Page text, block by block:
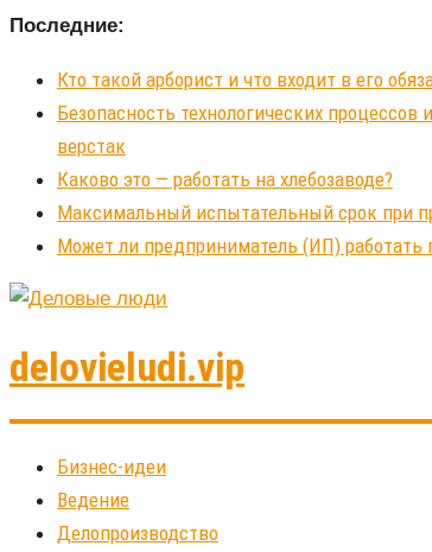
Последние:
Кто такой арборист и что входит в его
Безопасность технологических
верстак
Каково это — работать на хлебозаводе?
Максимальный испытательный срок при
Может ли предприниматель (ИП) работать
delovieludi.vip
Бизнес-идеи
Ведение
Делопроизводство